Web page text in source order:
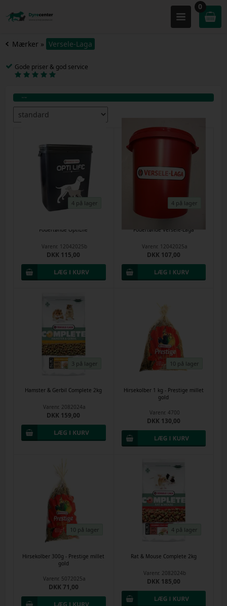
0
Mærker » Versele-Laga
Gode priser & god service
4 på lager
Fodertønde OptiLife
Varenr. 12042025b
DKK 115,00
4 på lager
Fodertønde Versele-Laga
Varenr. 12042025a
DKK 107,00
3 på lager
Hamster & Gerbil Complete 2kg
Varenr. 2082024a
DKK 159,00
10 på lager
Hirsekolber 1 kg - Prestige millet
gold
Varenr. 4700
DKK 130,00
10 på lager
Hirsekolber 300g - Prestige millet
gold
Varenr. 5072025a
DKK 71,00
4 på lager
Rat & Mouse Complete 2kg
Varenr. 2082024b
DKK 185,00